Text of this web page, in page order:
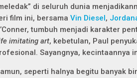
di seluruh dunia
film ini, bersama Vin Diesel,
tumbuh menjadi karakter
imitating art, kebetulan, Paul
Sayangnya, kecintaannya
seperti halnya begitu banyak